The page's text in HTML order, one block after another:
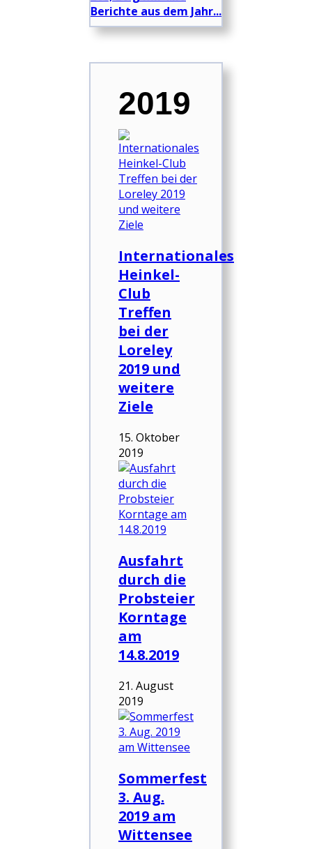
Berichte aus dem Jahr...
2019
Internationales
Heinkel-
Club
Treffen
bei der
Loreley
2019 und
weitere
Ziele
15. Oktober
2019
Ausfahrt
durch die
Probsteier
Korntage
am
14.8.2019
21. August
2019
Sommerfest
3. Aug.
2019 am
Wittensee